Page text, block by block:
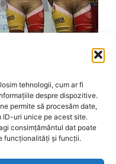
tehnologii, cum ar fi
despre dispozitive.
permite să procesăm date,
ID-uri unice pe acest site.
consimțământul dat poate
funcționalități și funcții.